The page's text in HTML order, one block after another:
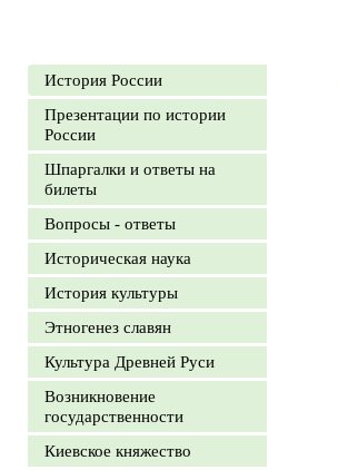
История России
Презентации по истории
России
Шпаргалки и ответы на
билеты
Вопросы - ответы
Историческая наука
История культуры
Этногенез славян
Культура Древней Руси
Возникновение
государственности
Киевское княжество